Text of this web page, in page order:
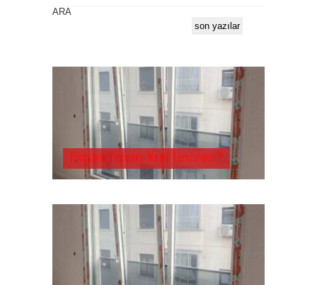
ARA
son yazılar
Pimapen Pencere Nasıl Temizlenir?